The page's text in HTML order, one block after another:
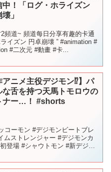
中！「ログ・ホライズン
」
頻道~ 頻道每日分享有趣的卡通
イズン 円卓崩壊‌ ”‌‌ #animation #
#二次元 #動畫 #卡...
アニメ主役デジモン⁉️】パ
な舌を持つ天馬トモロウの
ナー…！ #shorts
コーモン #デジモンビートブレ
ムストレンジャー #デジモンカ
登場 #シャウトモン #新デジモ